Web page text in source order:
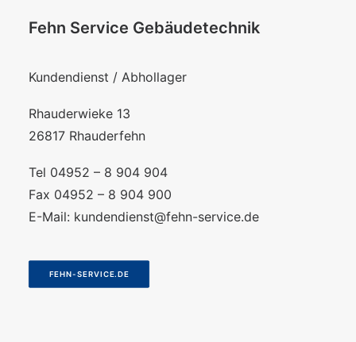
Fehn Service Gebäudetechnik
Kundendienst / Abhollager
Rhauderwieke 13
26817 Rhauderfehn
Tel 04952 – 8 904 904
Fax 04952 – 8 904 900
E-Mail: kundendienst@fehn-service.de
FEHN-SERVICE.DE